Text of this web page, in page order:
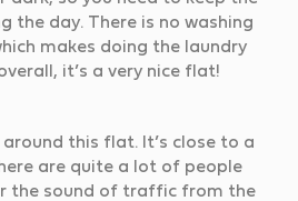
the day. There is no washing
makes doing the laundry
it’s a very nice flat!
around this flat. It’s close to a
are quite a lot of people
the sound of traffic from the